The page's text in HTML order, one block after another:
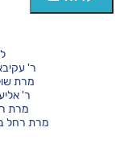
ר'
מרת
ר'
מרת
מרת רחל